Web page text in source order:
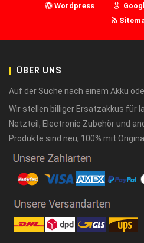
Wordpress
ÜBER UNS
Auf der Suche nach einem Akku
Wir stellen billiger Ersatzakkus für
Netzteil, Electronic Zubehör und
Produkte sind neu, 100% mit